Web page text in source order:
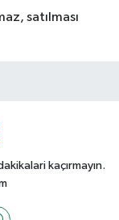
satılması
kaçırmayın.